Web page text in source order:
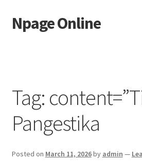
Skip
to
Skip
to
Npage Online
Tag:
Pangestika
Posted on March 11, 2026by admin —